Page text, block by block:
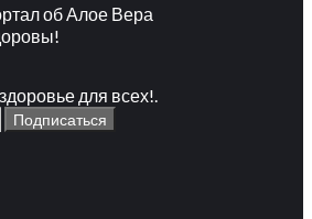
об Алое Вера
для всех!.